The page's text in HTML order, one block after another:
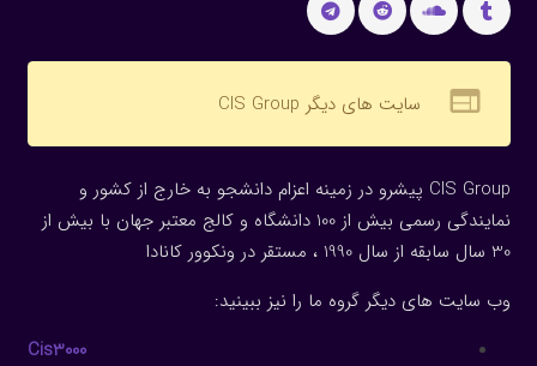
web سایت های دیگر CIS Group
CIS Group پیشرو در زمینه اعزام دانشجو به خارج از کشور و
نمایندگی رسمی بیش از 100 دانشگاه و کالج معتبر جهان با بیش از
30 سال سابقه از سال 1990 ، مستقر در ونکوور کانادا
وب سایت های دیگر گروه ما را نیز ببینید:
Cis3000